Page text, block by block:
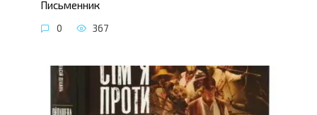
Письменник
0 367